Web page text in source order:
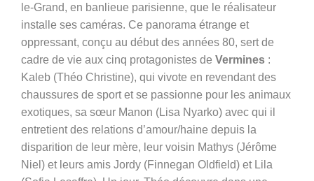
le-Grand, en banlieue parisienne, que le réalisateur
installe ses caméras. Ce panorama étrange et
oppressant, conçu au début des années 80, sert de
cadre de vie aux cinq protagonistes de Vermines :
Kaleb (Théo Christine), qui vivote en revendant des
chaussures de sport et se passionne pour les animaux
exotiques, sa sœur Manon (Lisa Nyarko) avec qui il
entretient des relations d’amour/haine depuis la
disparition de leur mère, leur voisin Mathys (Jérôme
Niel) et leurs amis Jordy (Finnegan Oldfield) et Lila